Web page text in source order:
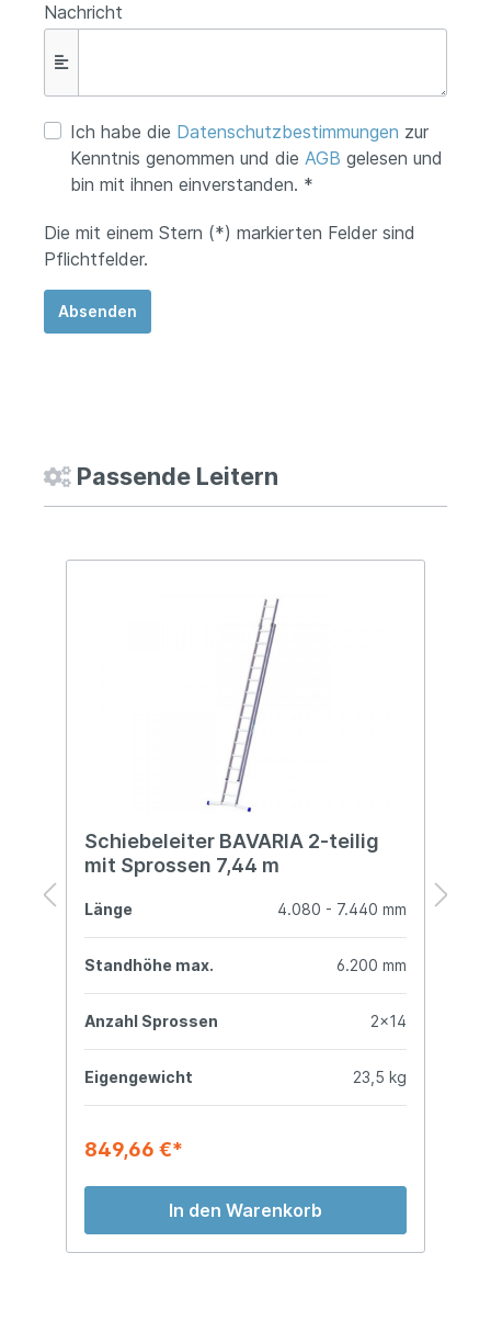
Nachricht
Ich habe die Datenschutzbestimmungen zur
Kenntnis genommen und die AGB gelesen und
bin mit ihnen einverstanden. *
Die mit einem Stern (*) markierten Felder sind
Pflichtfelder.
Absenden
Passende Leitern
Schiebeleiter BAVARIA 2-teilig
mit Sprossen 7,44 m
Länge 4.080 - 7.440 mm
Standhöhe max. 6.200 mm
Anzahl Sprossen 2x14
Eigengewicht 23,5 kg
849,66 €*
In den Warenkorb